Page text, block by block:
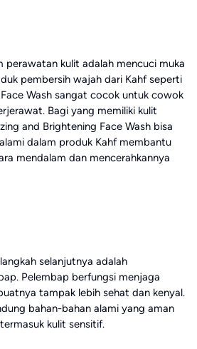
perawatan kulit adalah mencuci muka
pembersih wajah dari Kahf seperti
Wash sangat cocok untuk cowok
Bagi yang memiliki kulit
and Brightening Face Wash bisa
dalam produk Kahf membantu
mendalam dan mencerahkannya
selanjutnya adalah
Pelembap berfungsi menjaga
tampak lebih sehat dan kenyal.
bahan-bahan alami yang aman
kulit sensitif.